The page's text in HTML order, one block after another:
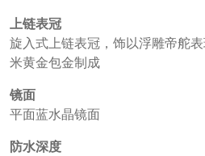
上链表冠
旋入式上链表冠，饰以浮雕帝舵
米黄金包金制成
镜面
平面蓝水晶镜面
防水深度